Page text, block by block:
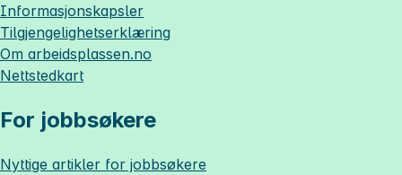
Informasjonskapsler
Tilgjengelighetserklæring
Om arbeidsplassen.no
Nettstedkart
For jobbsøkere
Nyttige artikler for jobbsøkere